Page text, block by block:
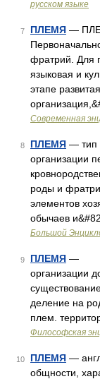
русском языке
7 ПЛЕМЯ —
фратрий. Для
языковая и
этапе
Современная
8 ПЛЕМЯ — тип
организации
роды и
элементов
обычаев
Большой
9 ПЛЕМЯ — тип
организации
деление на
плем.
Философская
10 ПЛЕМЯ —
общности,